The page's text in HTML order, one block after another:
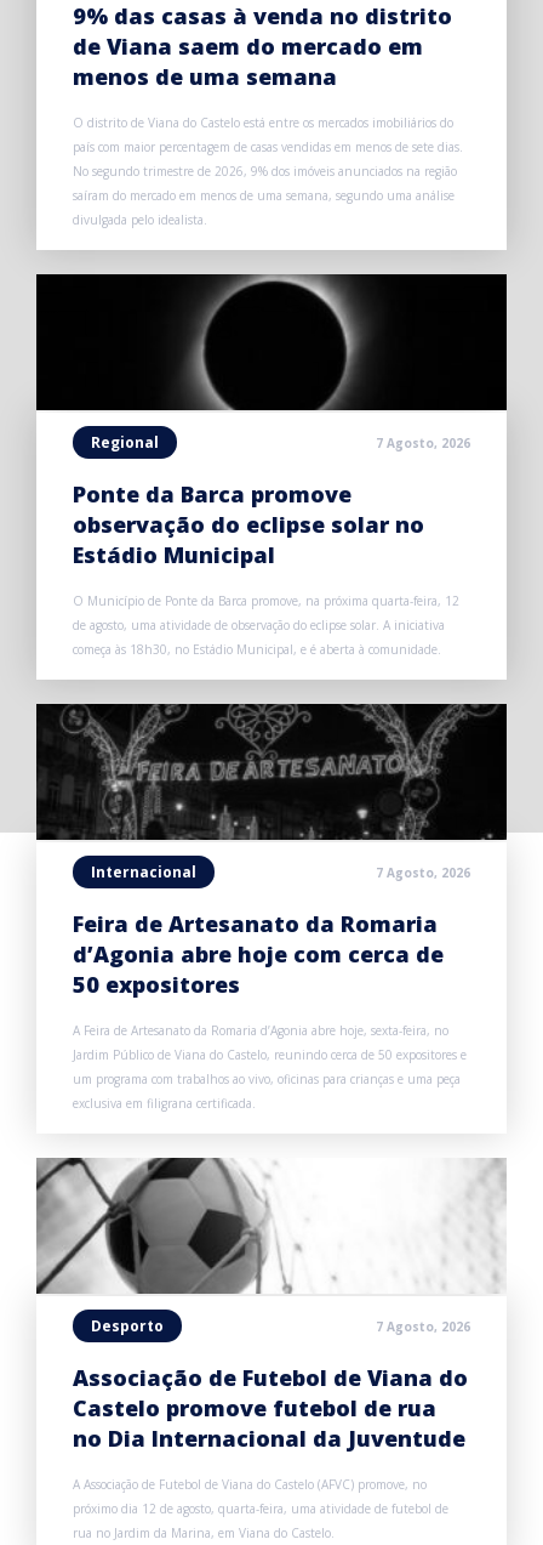
9% das casas à venda no distrito
de Viana saem do mercado em
menos de uma semana
O distrito de Viana do Castelo está entre os mercados imobiliários do
país com maior percentagem de casas vendidas em menos de sete dias.
No segundo trimestre de 2026, 9% dos imóveis anunciados na região
saíram do mercado em menos de uma semana, segundo uma análise
divulgada pelo idealista.
Regional 7 Agosto, 2026
Ponte da Barca promove
observação do eclipse solar no
Estádio Municipal
O Município de Ponte da Barca promove, na próxima quarta-feira, 12
de agosto, uma atividade de observação do eclipse solar. A iniciativa
começa às 18h30, no Estádio Municipal, e é aberta à comunidade.
Internacional 7 Agosto, 2026
Feira de Artesanato da Romaria
d’Agonia abre hoje com cerca de
50 expositores
A Feira de Artesanato da Romaria d’Agonia abre hoje, sexta-feira, no
Jardim Público de Viana do Castelo, reunindo cerca de 50 expositores e
um programa com trabalhos ao vivo, oficinas para crianças e uma peça
exclusiva em filigrana certificada.
Desporto 7 Agosto, 2026
Associação de Futebol de Viana do
Castelo promove futebol de rua
no Dia Internacional da Juventude
A Associação de Futebol de Viana do Castelo (AFVC) promove, no
próximo dia 12 de agosto, quarta-feira, uma atividade de futebol de
rua no Jardim da Marina, em Viana do Castelo.